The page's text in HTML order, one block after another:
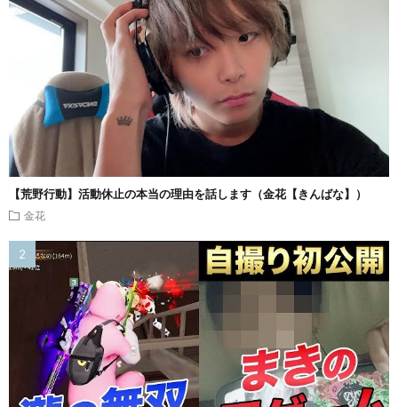
【荒野行動】活動休止の本当の理由を話します（金花【きんばな】）
金花